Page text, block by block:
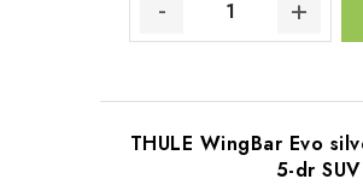
THULE WingBar Evo
5-dr